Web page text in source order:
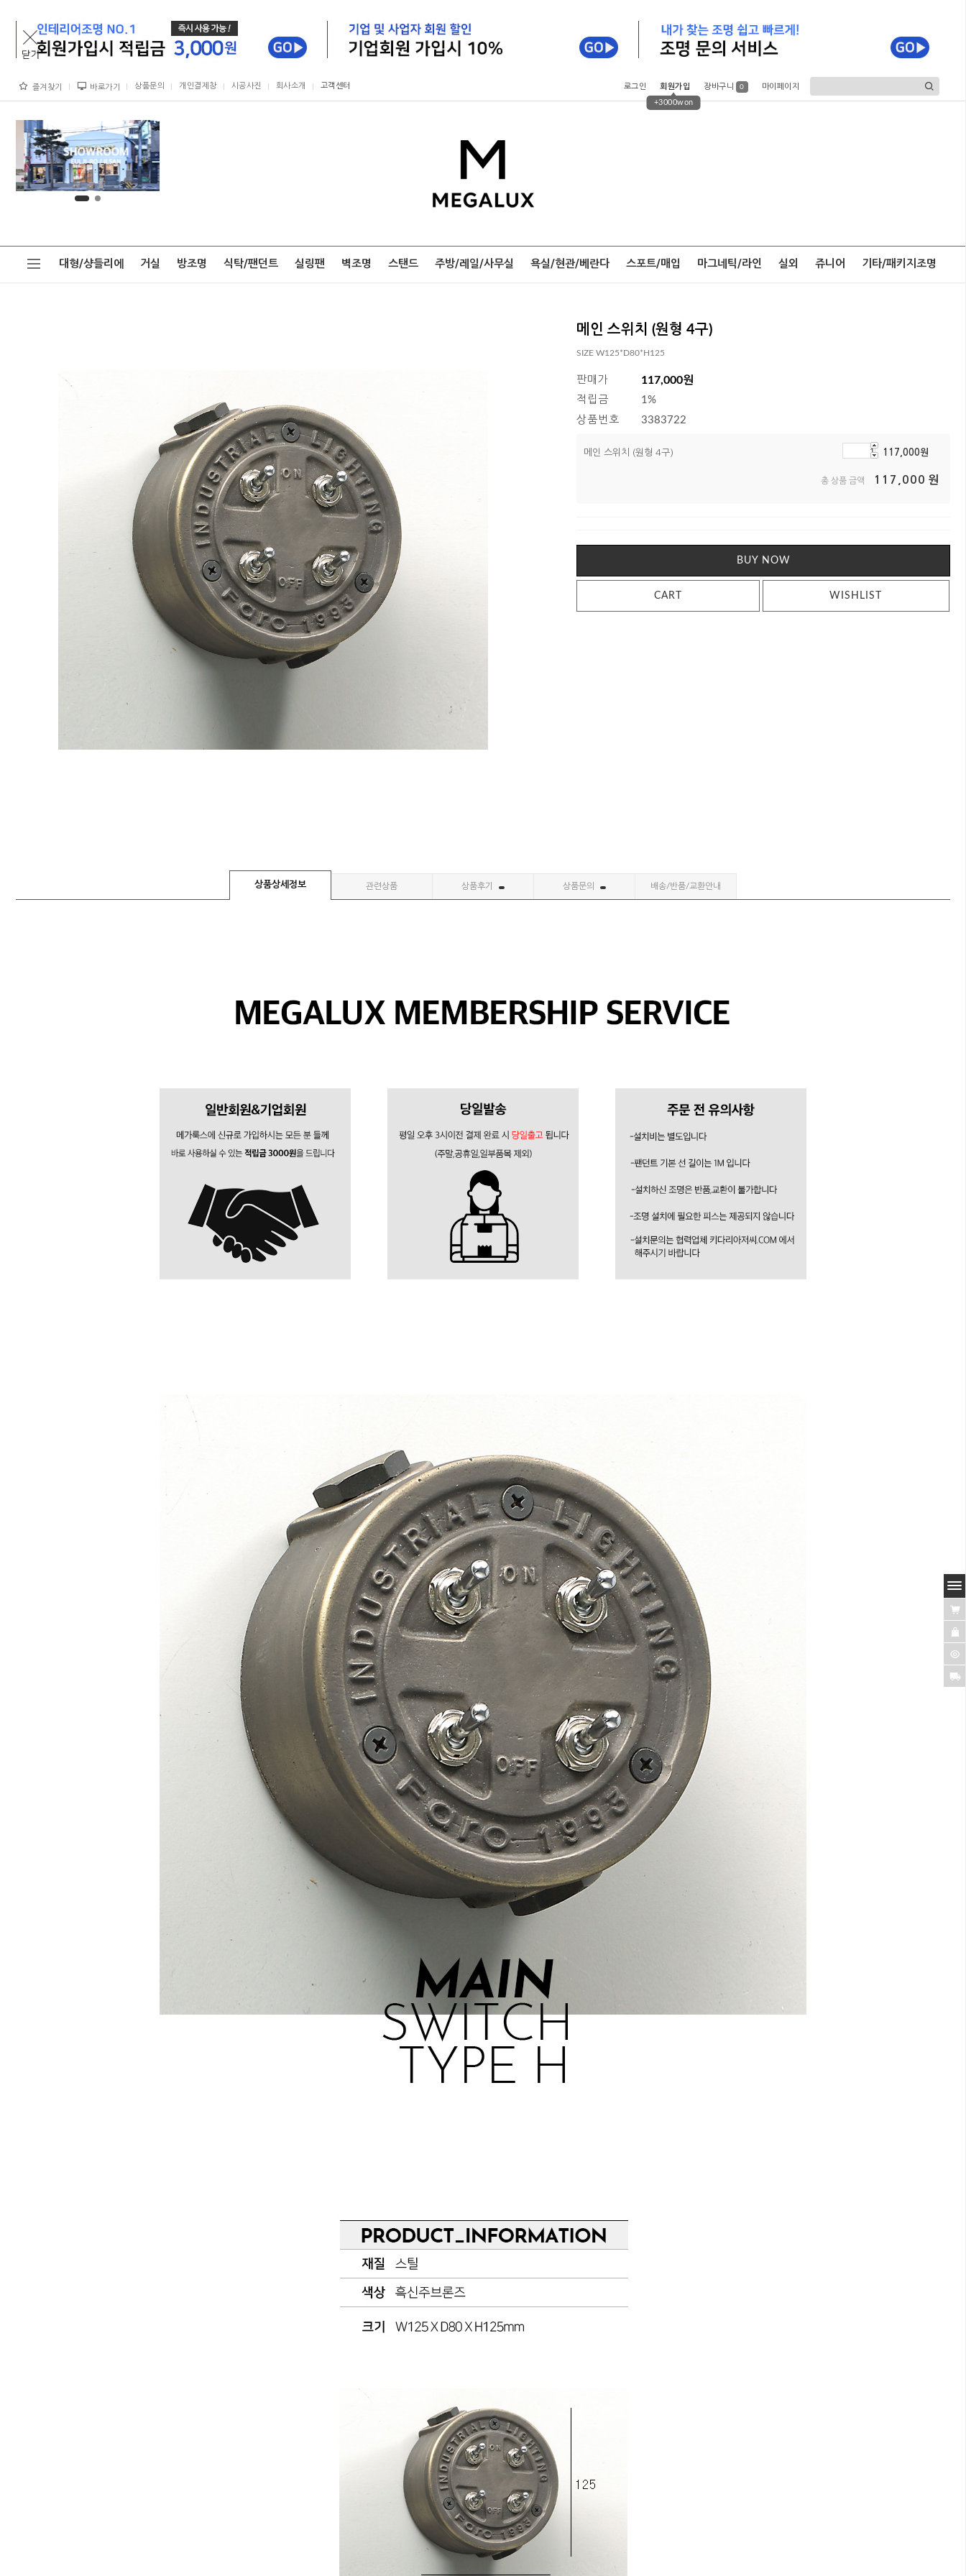
즐겨찾기 바로가기 상품문의 개인결제창 시공사진 회사소개 고객센터 로그인 회원가입
+3000won
장바구니 0 마이페이지
대형/샹들리에 거실 방조명 식탁/팬던트 실링팬 벽조명 스탠드 주방/레일/사무실 욕실/현관/베란다 스포트/매입 마그네틱/라인 실외 쥬니어 기타/패키지조명
메인 스위치 (원형 4구)
SIZE W125*D80*H125
판매가 117,000원
적립금
1%
상품번호
3383722
메인 스위치 (원형 4구) 117,000원
총 상품 금액 117,000 원
BUY NOW
CART WISHLIST
상품상세정보 관련상품 상품후기 상품문의 배송/반품/교환안내